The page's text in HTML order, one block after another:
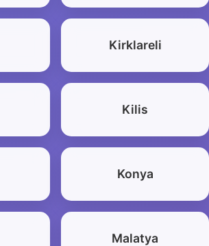
Kirklareli
Kilis
Konya
Malatya